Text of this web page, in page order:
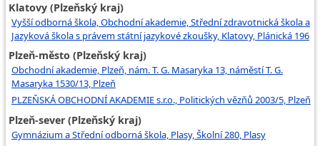
Klatovy (Plzeňský kraj)
Vyšší odborná škola, Obchodní akademie, Střední zdravotnická škola a
Jazyková škola s právem státní jazykové zkoušky, Klatovy, Plánická 196
Plzeň-město (Plzeňský kraj)
Obchodní akademie, Plzeň, nám. T. G. Masaryka 13, náměstí T. G.
Masaryka 1530/13, Plzeň
PLZEŇSKÁ OBCHODNÍ AKADEMIE s.r.o., Politických vězňů 2003/5, Plzeň
Plzeň-sever (Plzeňský kraj)
Gymnázium a Střední odborná škola, Plasy, Školní 280, Plasy